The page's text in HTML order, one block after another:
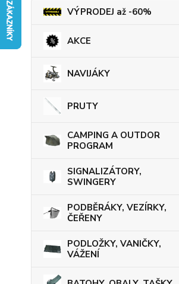
VÝPRODEJ až -60%
AKCE
NAVIJÁKY
PRUTY
CAMPING A OUTDOR
PROGRAM
SIGNALIZÁTORY,
SWINGERY
PODBĚRÁKY, VEZÍRKY,
ČEŘENY
PODLOŽKY, VANIČKY,
VÁŽENÍ